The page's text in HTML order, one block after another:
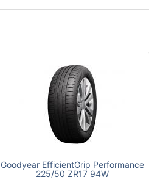
Goodyear EfficientGrip Performance
225/50 ZR17 94W